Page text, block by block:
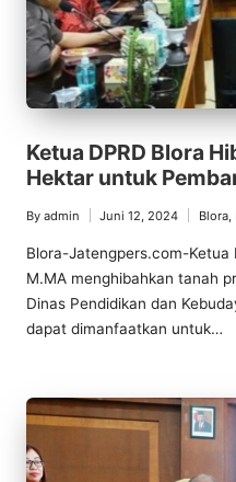
Ketua DPRD Blora
Hektar untuk
Posted
by
By admin Juni 12, 2024
in
Blora,
Blora-Jatengpers.com-Ketua
M.MA menghibahkan tanah
Dinas Pendidikan dan
dapat dimanfaatkan untuk…